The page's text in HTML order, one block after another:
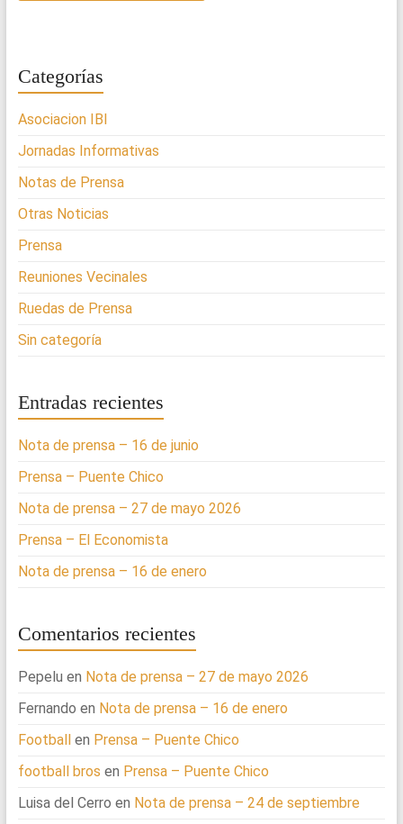
Categorías
Asociacion IBI
Jornadas Informativas
Notas de Prensa
Otras Noticias
Prensa
Reuniones Vecinales
Ruedas de Prensa
Sin categoría
Entradas recientes
Nota de prensa – 16 de junio
Prensa – Puente Chico
Nota de prensa – 27 de mayo 2026
Prensa – El Economista
Nota de prensa – 16 de enero
Comentarios recientes
Pepelu en Nota de prensa – 27 de mayo 2026
Fernando en Nota de prensa – 16 de enero
Footballen Prensa – Puente Chico
football bros en Prensa – Puente Chico
Luisa del Cerro en Nota de prensa – 24 de septiembre